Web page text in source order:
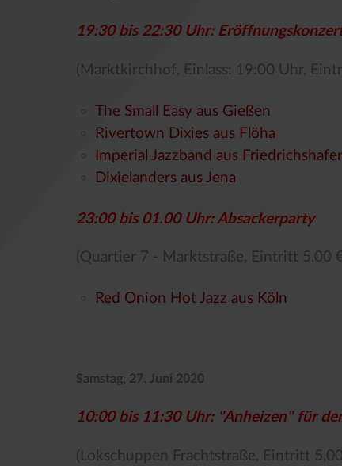
19:30 bis 22:30 Uhr:
(Marktkirchhof, Einlass: 19:00 Uhr,
The Small Easy aus Gießen
Rivertown Dixies aus Flöha
Imperial Jazzband aus
Dixielanders aus Jena
23:00 bis 01.00 Uhr: Absackerparty
(Quartier 7 - Marktstraße, Eintritt 5,00
Red Onion Hot Jazz aus Köln
Samstag, 27. Juni 2020
10:00 bis 11:30 Uhr: "Anheizen" für
(Lokschuppen Frachtstraße, Eintritt